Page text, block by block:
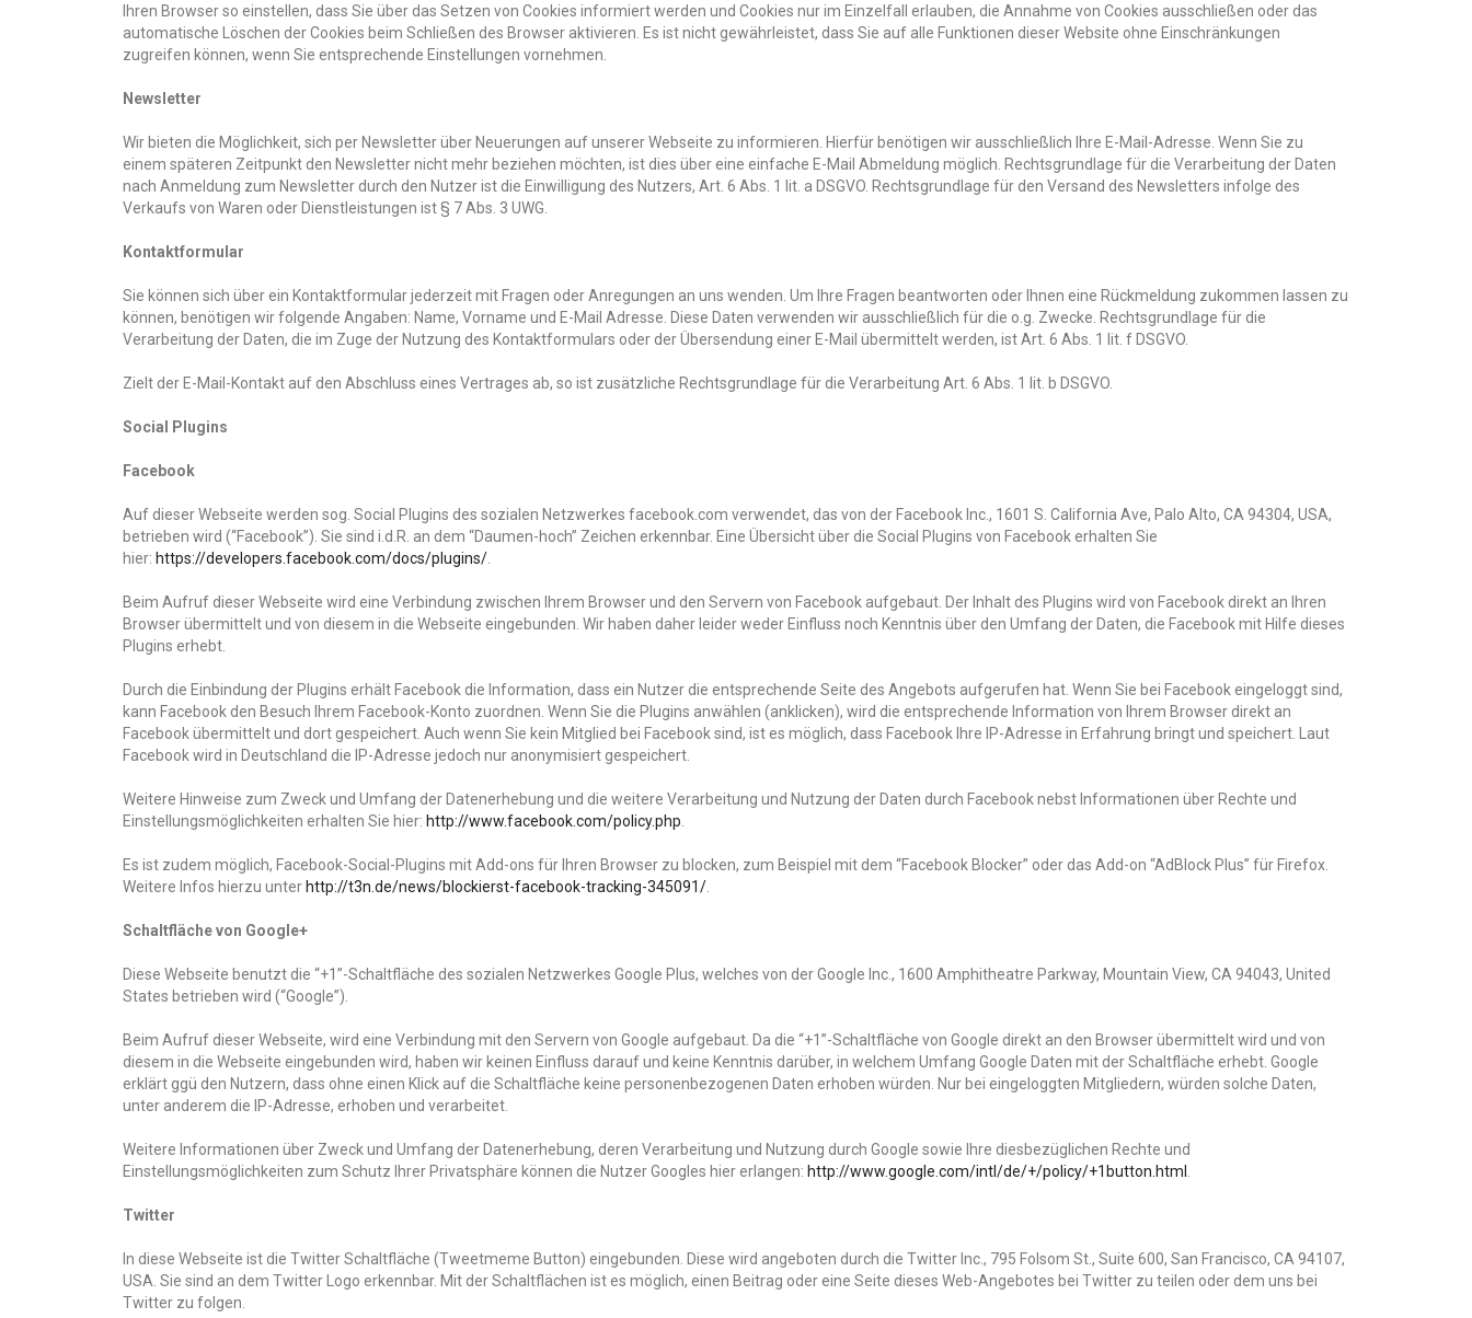
Ihren Browser so einstellen, dass Sie über das Setzen von Cookies informiert werden und Cookies nur im Einzelfall erlauben, die Annahme von Cookies ausschließen oder das
automatische Löschen der Cookies beim Schließen des Browser aktivieren. Es ist nicht gewährleistet, dass Sie auf alle Funktionen dieser Website ohne Einschränkungen
zugreifen können, wenn Sie entsprechende Einstellungen vornehmen.
Newsletter
Wir bieten die Möglichkeit, sich per Newsletter über Neuerungen auf unserer Webseite zu informieren. Hierfür benötigen wir ausschließlich Ihre E-Mail-Adresse. Wenn Sie zu
einem späteren Zeitpunkt den Newsletter nicht mehr beziehen möchten, ist dies über eine einfache E-Mail Abmeldung möglich. Rechtsgrundlage für die Verarbeitung der Daten
nach Anmeldung zum Newsletter durch den Nutzer ist die Einwilligung des Nutzers, Art. 6 Abs. 1 lit. a DSGVO. Rechtsgrundlage für den Versand des Newsletters infolge des
Verkaufs von Waren oder Dienstleistungen ist § 7 Abs. 3 UWG.
Kontaktformular
Sie können sich über ein Kontaktformular jederzeit mit Fragen oder Anregungen an uns wenden. Um Ihre Fragen beantworten oder Ihnen eine Rückmeldung zukommen lassen zu
können, benötigen wir folgende Angaben: Name, Vorname und E-Mail Adresse. Diese Daten verwenden wir ausschließlich für die o.g. Zwecke. Rechtsgrundlage für die
Verarbeitung der Daten, die im Zuge der Nutzung des Kontaktformulars oder der Übersendung einer E-Mail übermittelt werden, ist Art. 6 Abs. 1 lit. f DSGVO.
Zielt der E-Mail-Kontakt auf den Abschluss eines Vertrages ab, so ist zusätzliche Rechtsgrundlage für die Verarbeitung Art. 6 Abs. 1 lit. b DSGVO.
Social Plugins
Facebook
Auf dieser Webseite werden sog. Social Plugins des sozialen Netzwerkes facebook.com verwendet, das von der Facebook Inc., 1601 S. California Ave, Palo Alto, CA 94304, USA,
betrieben wird (“Facebook”). Sie sind i.d.R. an dem “Daumen-hoch” Zeichen erkennbar. Eine Übersicht über die Social Plugins von Facebook erhalten Sie
hier: https://developers.facebook.com/docs/plugins/.
Beim Aufruf dieser Webseite wird eine Verbindung zwischen Ihrem Browser und den Servern von Facebook aufgebaut. Der Inhalt des Plugins wird von Facebook direkt an Ihren
Browser übermittelt und von diesem in die Webseite eingebunden. Wir haben daher leider weder Einfluss noch Kenntnis über den Umfang der Daten, die Facebook mit Hilfe dieses
Plugins erhebt.
Durch die Einbindung der Plugins erhält Facebook die Information, dass ein Nutzer die entsprechende Seite des Angebots aufgerufen hat. Wenn Sie bei Facebook eingeloggt sind,
kann Facebook den Besuch Ihrem Facebook-Konto zuordnen. Wenn Sie die Plugins anwählen (anklicken), wird die entsprechende Information von Ihrem Browser direkt an
Facebook übermittelt und dort gespeichert. Auch wenn Sie kein Mitglied bei Facebook sind, ist es möglich, dass Facebook Ihre IP-Adresse in Erfahrung bringt und speichert. Laut
Facebook wird in Deutschland die IP-Adresse jedoch nur anonymisiert gespeichert.
Weitere Hinweise zum Zweck und Umfang der Datenerhebung und die weitere Verarbeitung und Nutzung der Daten durch Facebook nebst Informationen über Rechte und
Einstellungsmöglichkeiten erhalten Sie hier: http://www.facebook.com/policy.php.
Es ist zudem möglich, Facebook-Social-Plugins mit Add-ons für Ihren Browser zu blocken, zum Beispiel mit dem “Facebook Blocker” oder das Add-on “AdBlock Plus” für Firefox.
Weitere Infos hierzu unter http://t3n.de/news/blockierst-facebook-tracking-345091/.
Schaltfläche von Google+
Diese Webseite benutzt die “+1”-Schaltfläche des sozialen Netzwerkes Google Plus, welches von der Google Inc., 1600 Amphitheatre Parkway, Mountain View, CA 94043, United
States betrieben wird (“Google”).
Beim Aufruf dieser Webseite, wird eine Verbindung mit den Servern von Google aufgebaut. Da die “+1”-Schaltfläche von Google direkt an den Browser übermittelt wird und von
diesem in die Webseite eingebunden wird, haben wir keinen Einfluss darauf und keine Kenntnis darüber, in welchem Umfang Google Daten mit der Schaltfläche erhebt. Google
erklärt ggü den Nutzern, dass ohne einen Klick auf die Schaltfläche keine personenbezogenen Daten erhoben würden. Nur bei eingeloggten Mitgliedern, würden solche Daten,
unter anderem die IP-Adresse, erhoben und verarbeitet.
Weitere Informationen über Zweck und Umfang der Datenerhebung, deren Verarbeitung und Nutzung durch Google sowie Ihre diesbezüglichen Rechte und
Einstellungsmöglichkeiten zum Schutz Ihrer Privatsphäre können die Nutzer Googles hier erlangen: http://www.google.com/intl/de/+/policy/+1button.html .
Twitter
In diese Webseite ist die Twitter Schaltfläche (Tweetmeme Button) eingebunden. Diese wird angeboten durch die Twitter Inc., 795 Folsom St., Suite 600, San Francisco, CA 94107,
USA. Sie sind an dem Twitter Logo erkennbar. Mit der Schaltflächen ist es möglich, einen Beitrag oder eine Seite dieses Web-Angebotes bei Twitter zu teilen oder dem uns bei
Twitter zu folgen.